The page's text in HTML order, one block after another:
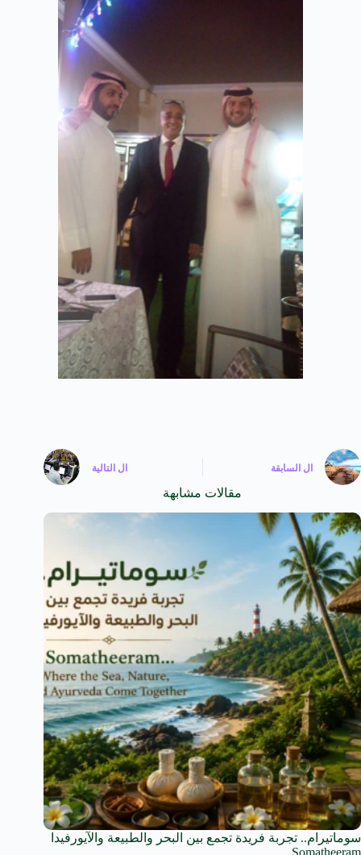
ال السابقة ال التالية
مقالات مشابهة
سوماتيرام.. تجربة فريدة تجمع بين البحر والطبيعة والآيورفيدا